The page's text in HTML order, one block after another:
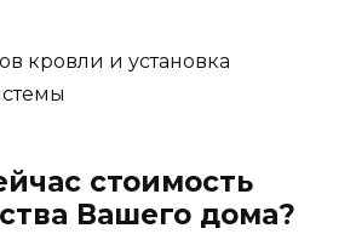
кровли и установка
стоимость
Вашего дома?